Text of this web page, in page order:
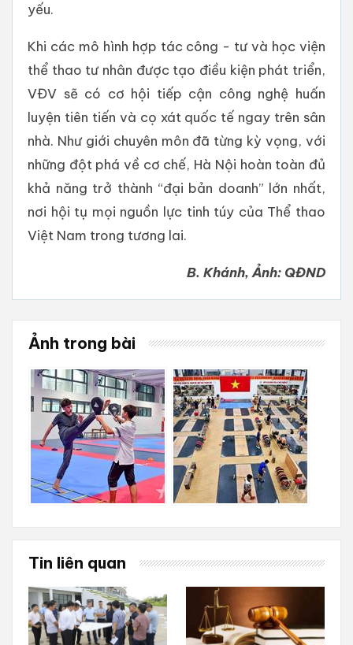
yếu.
Khi các mô hình hợp tác công - tư và học viện
thể thao tư nhân được tạo điều kiện phát triển,
VĐV sẽ có cơ hội tiếp cận công nghệ huấn
luyện tiên tiến và cọ xát quốc tế ngay trên sân
nhà. Như giới chuyên môn đã từng kỳ vọng, với
những đột phá về cơ chế, Hà Nội hoàn toàn đủ
khả năng trở thành “đại bản doanh” lớn nhất,
nơi hội tụ mọi nguồn lực tinh túy của Thể thao
Việt Nam trong tương lai.
B. Khánh, Ảnh: QĐND
Ảnh trong bài
Tin liên quan